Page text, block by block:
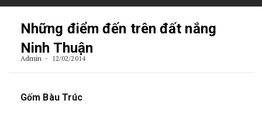
Những điểm đến trên đất nắng
Ninh Thuận
Admin 12/02/2014
Gốm Bàu Trúc